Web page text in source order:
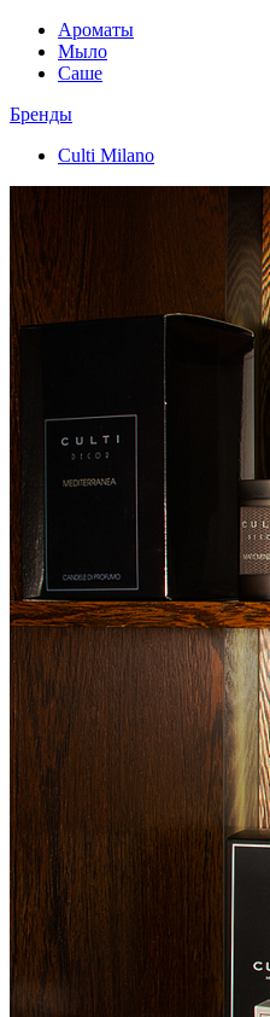
Ароматы
Мыло
Саше
Бренды
Culti Milano